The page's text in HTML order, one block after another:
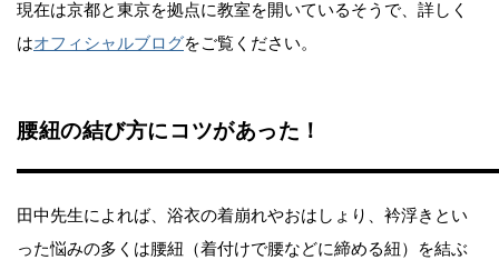
現在は京都と東京を拠点に教室を開いているそうで、詳しく
はオフィシャルブログをご覧ください。
腰紐の結び方にコツがあった！
田中先生によれば、浴衣の着崩れやおはしょり、衿浮きとい
った悩みの多くは腰紐（着付けで腰などに締める紐）を結ぶ